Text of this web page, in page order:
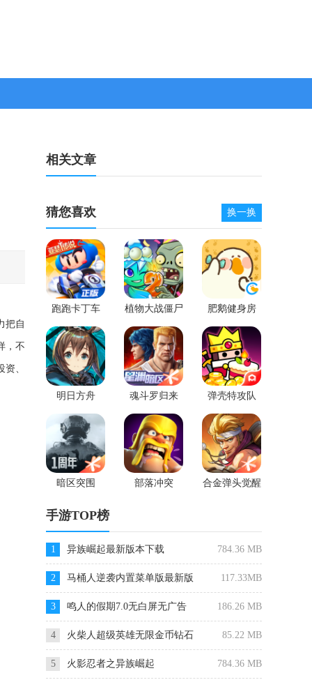
把自
，不
、
相关文章
猜您喜欢 换一换
跑跑卡丁车
植物大战僵尸
肥鹅健身房
明日方舟 魂斗罗归来 弹壳特攻队
暗区突围 部落冲突 合金弹头觉醒
手游TOP榜
784.36 MB
1 异族崛起最新版本下载
117.33MB
2 马桶人逆袭内置菜单版最新版
186.26 MB
3 鸣人的假期7.0无白屏无广告
85.22 MB
4
火柴人超级英雄无限金币钻石
版
784.36 MB
5 火影忍者之异族崛起